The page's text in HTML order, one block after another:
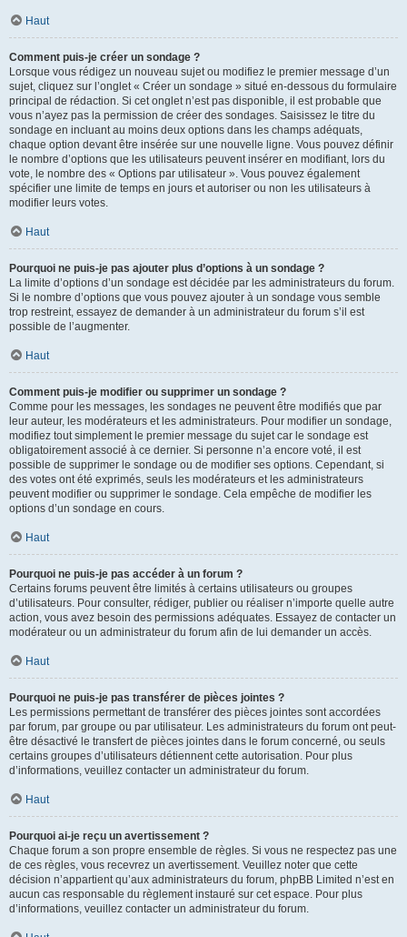
Haut
Comment puis-je créer un sondage ?
Lorsque vous rédigez un nouveau sujet ou modifiez le premier message d’un
sujet, cliquez sur l’onglet « Créer un sondage » situé en-dessous du formulaire
principal de rédaction. Si cet onglet n’est pas disponible, il est probable que
vous n’ayez pas la permission de créer des sondages. Saisissez le titre du
sondage en incluant au moins deux options dans les champs adéquats,
chaque option devant être insérée sur une nouvelle ligne. Vous pouvez définir
le nombre d’options que les utilisateurs peuvent insérer en modifiant, lors du
vote, le nombre des « Options par utilisateur ». Vous pouvez également
spécifier une limite de temps en jours et autoriser ou non les utilisateurs à
modifier leurs votes.
Haut
Pourquoi ne puis-je pas ajouter plus d’options à un sondage ?
La limite d’options d’un sondage est décidée par les administrateurs du forum.
Si le nombre d’options que vous pouvez ajouter à un sondage vous semble
trop restreint, essayez de demander à un administrateur du forum s’il est
possible de l’augmenter.
Haut
Comment puis-je modifier ou supprimer un sondage ?
Comme pour les messages, les sondages ne peuvent être modifiés que par
leur auteur, les modérateurs et les administrateurs. Pour modifier un sondage,
modifiez tout simplement le premier message du sujet car le sondage est
obligatoirement associé à ce dernier. Si personne n’a encore voté, il est
possible de supprimer le sondage ou de modifier ses options. Cependant, si
des votes ont été exprimés, seuls les modérateurs et les administrateurs
peuvent modifier ou supprimer le sondage. Cela empêche de modifier les
options d’un sondage en cours.
Haut
Pourquoi ne puis-je pas accéder à un forum ?
Certains forums peuvent être limités à certains utilisateurs ou groupes
d’utilisateurs. Pour consulter, rédiger, publier ou réaliser n’importe quelle autre
action, vous avez besoin des permissions adéquates. Essayez de contacter un
modérateur ou un administrateur du forum afin de lui demander un accès.
Haut
Pourquoi ne puis-je pas transférer de pièces jointes ?
Les permissions permettant de transférer des pièces jointes sont accordées
par forum, par groupe ou par utilisateur. Les administrateurs du forum ont peut-
être désactivé le transfert de pièces jointes dans le forum concerné, ou seuls
certains groupes d’utilisateurs détiennent cette autorisation. Pour plus
d’informations, veuillez contacter un administrateur du forum.
Haut
Pourquoi ai-je reçu un avertissement ?
Chaque forum a son propre ensemble de règles. Si vous ne respectez pas une
de ces règles, vous recevrez un avertissement. Veuillez noter que cette
décision n’appartient qu’aux administrateurs du forum, phpBB Limited n’est en
aucun cas responsable du règlement instauré sur cet espace. Pour plus
d’informations, veuillez contacter un administrateur du forum.